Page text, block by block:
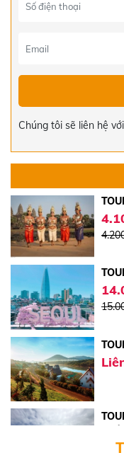
Chúng tôi sẽ liên hệ